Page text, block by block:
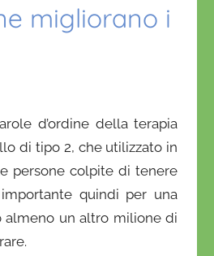
migliorano i
d’ordine della terapia
di tipo 2, che utilizzato in
persone colpite di tenere
quindi per una
almeno un altro milione di